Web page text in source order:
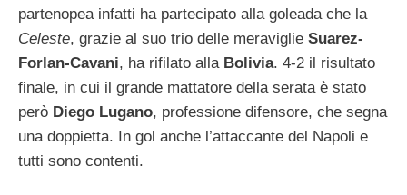
partenopea infatti ha partecipato alla goleada che la
Celeste, grazie al suo trio delle meraviglie Suarez-
Forlan-Cavani, ha rifilato alla Bolivia. 4-2 il risultato
finale, in cui il grande mattatore della serata è stato
però Diego Lugano, professione difensore, che segna
una doppietta. In gol anche l’attaccante del Napoli e
tutti sono contenti.